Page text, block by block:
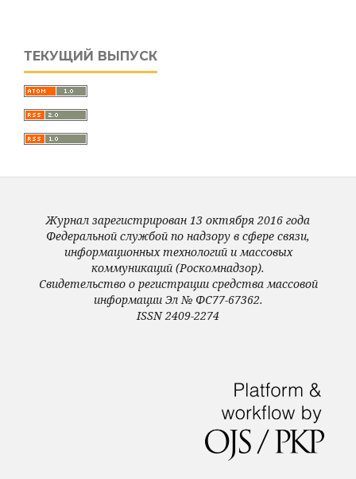
ТЕКУЩИЙ ВЫПУСК
Журнал зарегистрирован 13 октября 2016 года
Федеральной службой по надзору в сфере связи,
информационных технологий и массовых
коммуникаций (Роскомнадзор).
Свидетельство о регистрации средства массовой
информации Эл № ФС77-67362.
ISSN 2409-2274